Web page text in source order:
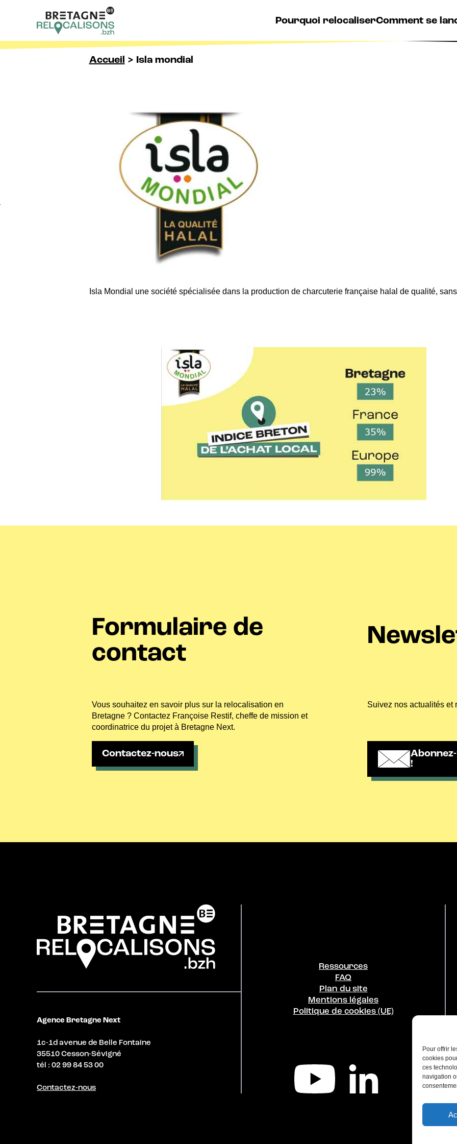
Pour offrir
cookies
ces
navigation
Pourquoi relocaliserComment se
Accueil > Isla mondial
Isla Mondial une société spécialisée dans la production de charcuterie française halal de qualité,
Formulaire de
contact
Vous souhaitez en savoir plus sur la relocalisation en
Bretagne ? Contactez Françoise Restif, cheffe de mission et
coordinatrice du projet à Bretagne Next.
Suivez nos actualités et
Contactez-nous
!
Agence Bretagne Next
1c-1d avenue de Belle Fontaine
35510 Cesson-Sévigné
tél : 02 99 84 53 00
Contactez-nous
Ressources
FAQ
Plan du site
Mentions légales
Politique de cookies (UE)